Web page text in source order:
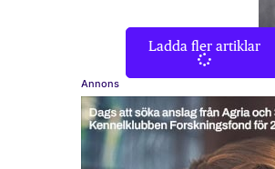
Ladda fler artiklar
Annons